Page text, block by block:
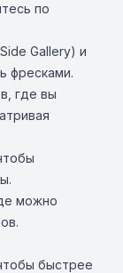
по
Gallery) и
фресками.
где вы
можно
быстрее